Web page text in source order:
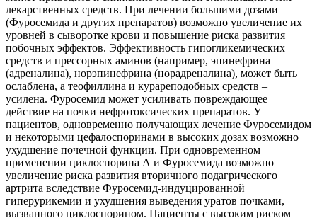
лекарственных средств. При лечении большими дозами
(Фуросемида и других препаратов) возможно увеличение их
уровней в сыворотке крови и повышение риска развития
побочных эффектов. Эффективность гипогликемических
средств и прессорных аминов (например, эпинефрина
(адреналина), норэпинефрина (норадреналина), может быть
ослаблена, а теофиллина и курареподобных средств –
усилена. Фуросемид может усиливать повреждающее
действие на почки нефротоксических препаратов. У
пациентов, одновременно получающих лечение Фуросемидом
и некоторыми цефалоспоринами в высоких дозах возможно
ухудшение почечной функции. При одновременном
применении циклоспорина А и Фуросемида возможно
увеличение риска развития вторичного подагрического
артрита вследствие Фуросемид-индуцированной
гиперурикемии и ухудшения выведения уратов почками,
вызванного циклоспорином. Пациенты с высоким риском